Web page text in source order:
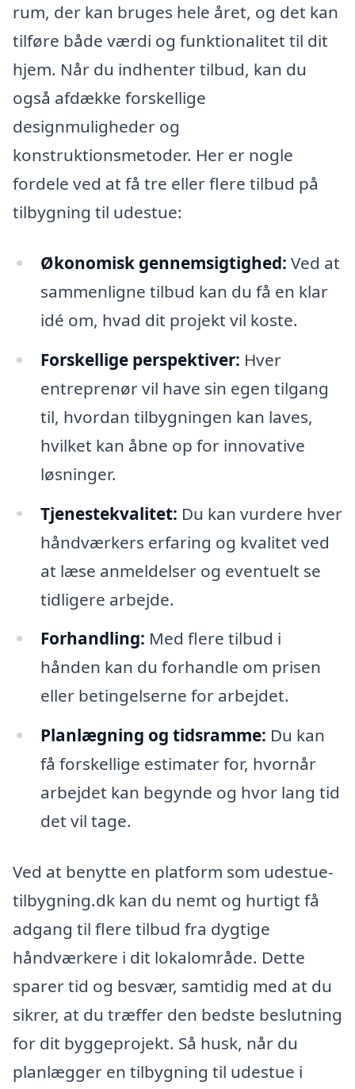
rum, der kan bruges hele året, og det kan
tilføre både værdi og funktionalitet til dit
hjem. Når du indhenter tilbud, kan du
også afdække forskellige
designmuligheder og
konstruktionsmetoder. Her er nogle
fordele ved at få tre eller flere tilbud på
tilbygning til udestue:
Økonomisk gennemsigtighed: Ved at
sammenligne tilbud kan du få en klar
idé om, hvad dit projekt vil koste.
Forskellige perspektiver: Hver
entreprenør vil have sin egen tilgang
til, hvordan tilbygningen kan laves,
hvilket kan åbne op for innovative
løsninger.
Tjenestekvalitet: Du kan vurdere hver
håndværkers erfaring og kvalitet ved
at læse anmeldelser og eventuelt se
tidligere arbejde.
Forhandling: Med flere tilbud i
hånden kan du forhandle om prisen
eller betingelserne for arbejdet.
Planlægning og tidsramme: Du kan
få forskellige estimater for, hvornår
arbejdet kan begynde og hvor lang tid
det vil tage.
Ved at benytte en platform som udestue-
tilbygning.dk kan du nemt og hurtigt få
adgang til flere tilbud fra dygtige
håndværkere i dit lokalområde. Dette
sparer tid og besvær, samtidig med at du
sikrer, at du træffer den bedste beslutning
for dit byggeprojekt. Så husk, når du
planlægger en tilbygning til udestue i